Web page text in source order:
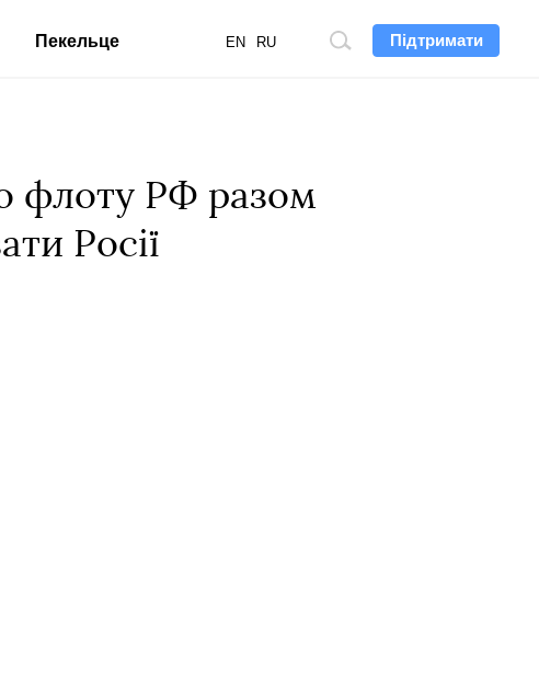
Підтримати
Пошук
EN RU
Пекельце
флоту РФ разом
Росії